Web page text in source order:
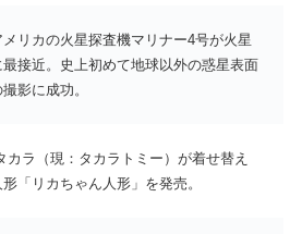
メリカの火星探査機マリナー4号が火星
最接近。史上初めて地球以外の惑星表面
影に成功。
カラ（現：タカラトミー）が着せ替え
形「リカちゃん人形」を発売。